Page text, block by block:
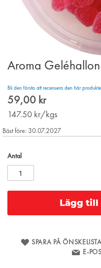
Skip
of
the
gallery
Aroma
Bli den första att recensera den här
59,00 kr
147.50 kr/kgs
Bäst före: 30.07.2027
Antal
Lägg till
SPARA PÅ
E-